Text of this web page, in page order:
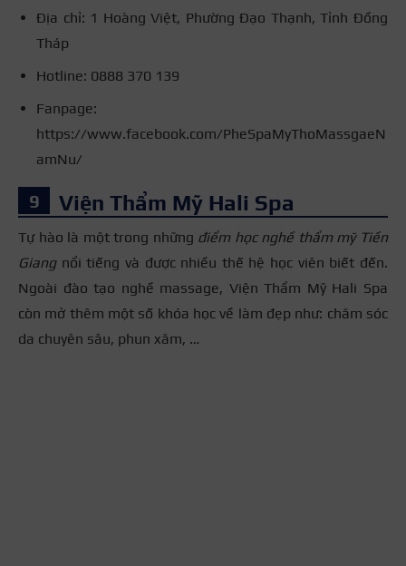
Địa chỉ: 1 Hoàng Việt, Phường Đạo Thạnh, Tỉnh Đồng
Tháp
Hotline: 0888 370 139
Fanpage:
https://www.facebook.com/PheSpaMyThoMassgaeN
amNu/
Viện Thẩm Mỹ Hali Spa
Tự hào là một trong những điểm học nghề thẩm mỹ Tiền
Giangnổi tiếng và được nhiều thế hệ học viên biết đến.
Ngoài đào tạo nghề massage, Viện Thẩm Mỹ Hali Spa
còn mở thêm một số khóa học về làm đẹp như: chăm sóc
da chuyên sâu, phun xăm, …